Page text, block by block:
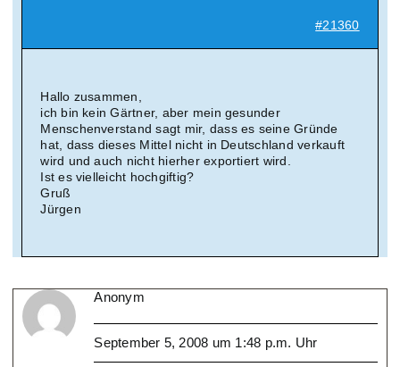
#21360
Hallo zusammen,
ich bin kein Gärtner, aber mein gesunder
Menschenverstand sagt mir, dass es seine Gründe
hat, dass dieses Mittel nicht in Deutschland verkauft
wird und auch nicht hierher exportiert wird.
Ist es vielleicht hochgiftig?
Gruß
Jürgen
Anonym
September 5, 2008 um 1:48 p.m. Uhr